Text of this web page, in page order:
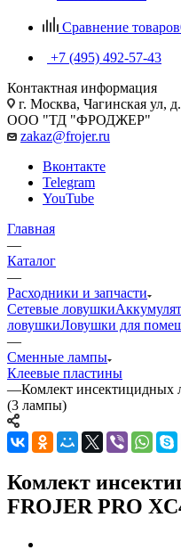
Сравнение товаров
+7 (495) 492-57-43
Контактная информация
г. Москва, Чагинская ул,
ООО "ТД "ФРОДЖЕР"
zakaz@frojer.ru
Вконтакте
Telegram
YouTube
Главная
—
Каталог
—
Расходники и запчасти
Сетевые ловушки
ловушкиЛовушки для
—
Сменные лампы
Клеевые пластины
—Комлект инсектицидных
(3 лампы)
Комлект
FROJER PRO